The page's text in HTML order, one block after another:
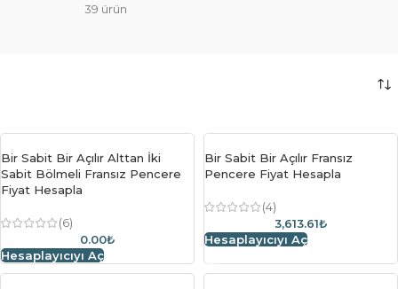
39 ürün
Bir Sabit Bir Açılır Alttan İki
Sabit Bölmeli Fransız Pencere
Fiyat Hesapla
(6)
0.00₺
Hesaplayıcıyı Aç
Bir Sabit Bir Açılır Fransız
Pencere Fiyat Hesapla
(4)
3,613.61₺
Hesaplayıcıyı Aç